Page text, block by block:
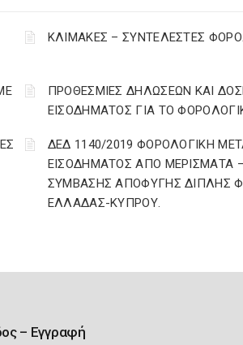
ΚΛΙΜΑΚΕΣ – ΣΥΝΤΕΛΕΣΤΕΣ
ΠΡΟΘΕΣΜΙΕΣ ΔΗΛΩΣΕΩΝ ΚΑΙ
ΕΙΣΟΔΗΜΑΤΟΣ ΓΙΑ ΤΟ
ΔΕΔ 1140/2019 ΦΟΡΟΛΟΓΙΚΗ
ΕΙΣΟΔΗΜΑΤΟΣ ΑΠΟ ΜΕΡΙΣΜΑΤΑ
ΣΥΜΒΑΣΗΣ ΑΠΟΦΥΓΗΣ ΔΙΠΛΗΣ
ΕΛΛΑΔΑΣ-ΚΥΠΡΟΥ.
– Εγγραφή